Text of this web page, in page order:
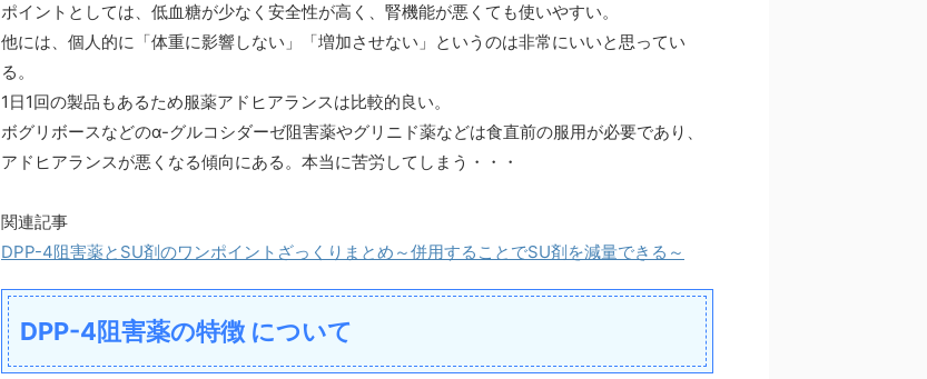
ポイントとしては、低血糖が少なく安全性が高く、腎機能が悪くても使いやすい。
他には、個人的に「体重に影響しない」「増加させない」というのは非常にいいと思ってい
る。
1日1回の製品もあるため服薬アドヒアランスは比較的良い。
ボグリボースなどのα-グルコシダーゼ阻害薬やグリニド薬などは食直前の服用が必要であり、
アドヒアランスが悪くなる傾向にある。本当に苦労してしまう・・・
関連記事
DPP-4阻害薬とSU剤のワンポイントざっくりまとめ～併用することでSU剤を減量できる～
DPP-4阻害薬の特徴 について